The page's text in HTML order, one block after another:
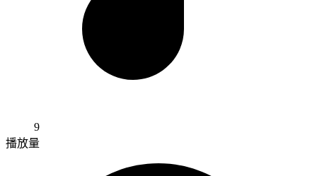
9
播放量